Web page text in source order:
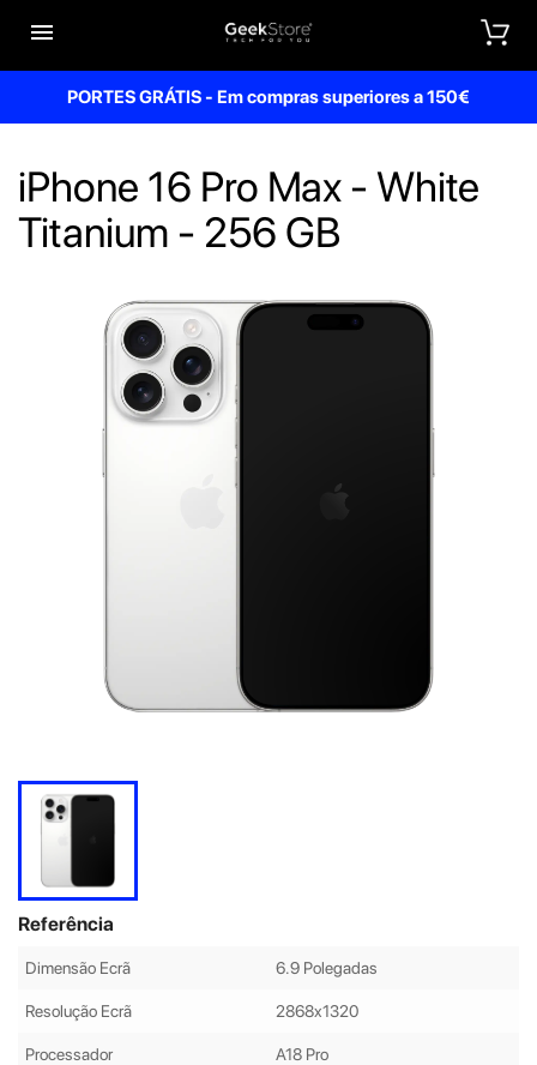

PORTES GRÁTIS - Em compras superiores a 150€
iPhone 16 Pro Max - White
Titanium - 256 GB
Referência
Dimensão Ecrã 6.9 Polegadas
Resolução Ecrã 2868x1320
Processador A18 Pro